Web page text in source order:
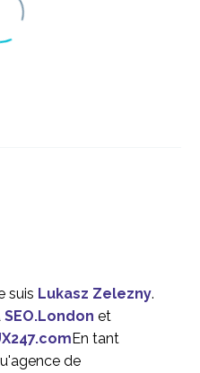
0
?
0
suis Lukasz Zelezny.
SEO.London et
En tant
de